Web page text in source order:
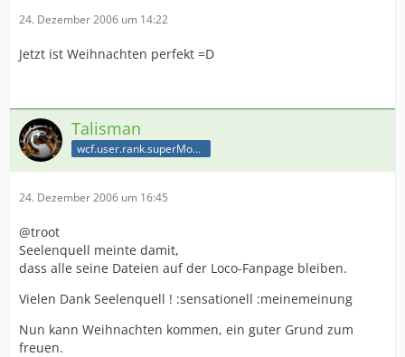
24. Dezember 2006 um 14:22
Jetzt ist Weihnachten perfekt =D
Talisman
wcf.user.rank.superModerator
24. Dezember 2006 um 16:45
@troot
Seelenquell meinte damit,
dass alle seine Dateien auf der Loco-Fanpage bleiben.
Vielen Dank Seelenquell ! :sensationell :meinemeinung
Nun kann Weihnachten kommen, ein guter Grund zum
freuen.